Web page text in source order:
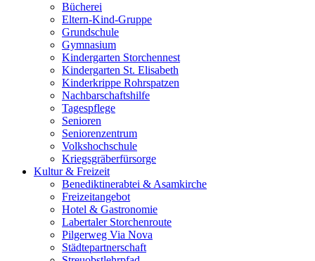
Bücherei
Eltern-Kind-Gruppe
Grundschule
Gymnasium
Kindergarten Storchennest
Kindergarten St. Elisabeth
Kinderkrippe Rohrspatzen
Nachbarschaftshilfe
Tagespflege
Senioren
Seniorenzentrum
Volkshochschule
Kriegsgräberfürsorge
Kultur & Freizeit
Benediktinerabtei & Asamkirche
Freizeitangebot
Hotel & Gastronomie
Labertaler Storchenroute
Pilgerweg Via Nova
Städtepartnerschaft